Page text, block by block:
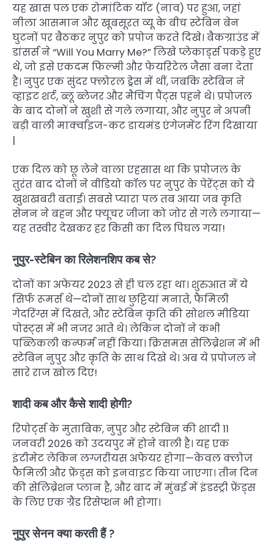
यह खास पल एक रोमांटिक यॉट (नाव) पर हुआ, जहां
नीला आसमान और खूबसूरत व्यू के बीच स्टेबिन बेन
घुटनों पर बैठकर नुपुर को प्रपोज करते दिखे। बैकग्राउंड में
डांसर्स ने “Will You Marry Me?” लिखे प्लेकार्ड्स पकड़े हुए
थे, जो इसे एकदम फिल्मी और फेयरिटेल जैसा बना देता
है। नुपुर एक सुंदर फ्लोरल ड्रेस में थीं, जबकि स्टेबिन ने
व्हाइट शर्ट, ब्लू ब्लेजर और मैचिंग पैंट्स पहने थे। प्रपोजल
के बाद दोनों ने खुशी से गले लगाया, और नुपुर ने अपनी
बड़ी वाली मार्क्वाइज-कट डायमंड एंगेजमेंट रिंग दिखाया
|
एक दिल को छू लेने वाला एहसास था कि प्रपोजल के
तुरंत बाद दोनों ने वीडियो कॉल पर नुपुर के पेरेंट्स को ये
खुशखबरी बताई। सबसे प्यारा पल तब आया जब कृति
सेनन ने बहन और फ्यूचर जीजा को जोर से गले लगाया—
यह तस्वीर देखकर हर किसी का दिल पिघल गया!
नुपुर-स्टेबिन का रिलेशनशिप कब से?
दोनों का अफेयर 2023 से ही चल रहा था। शुरुआत में ये
सिर्फ रूमर्स थे—दोनों साथ छुट्टियां मनाते, फैमिली
गेदरिंग्स में दिखते, और स्टेबिन कृति की सोशल मीडिया
पोस्ट्स में भी नजर आते थे। लेकिन दोनों ने कभी
पब्लिकली कन्फर्म नहीं किया। क्रिसमस सेलिब्रेशन में भी
स्टेबिन नुपुर और कृति के साथ दिखे थे। अब ये प्रपोजल ने
सारे राज खोल दिए!
शादी कब और कैसे शादी होगी?
रिपोर्ट्स के मुताबिक, नुपुर और स्टेबिन की शादी 11
जनवरी 2026 को उदयपुर में होने वाली है। यह एक
इंटीमेट लेकिन लग्जरीयस अफेयर होगा—केवल क्लोज
फैमिली और फ्रेंड्स को इनवाइट किया जाएगा। तीन दिन
की सेलिब्रेशन प्लान है, और बाद में मुंबई में इंडस्ट्री फ्रेंड्स
के लिए एक ग्रैंड रिसेप्शन भी होगा।
नुपुर सेनन क्या करती हैं ?